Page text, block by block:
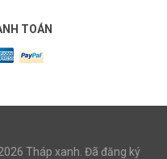
TOÁN
Tháp xanh. Đã đăng ký